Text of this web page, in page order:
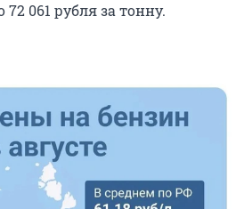
061 рубля за тонну.